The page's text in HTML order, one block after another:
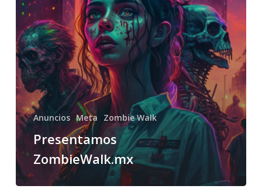
Anuncios Meta Zombie Walk
Presentamos
ZombieWalk.mx